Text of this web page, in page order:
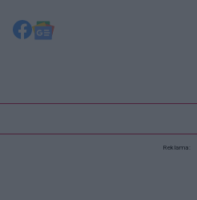
Reklama: